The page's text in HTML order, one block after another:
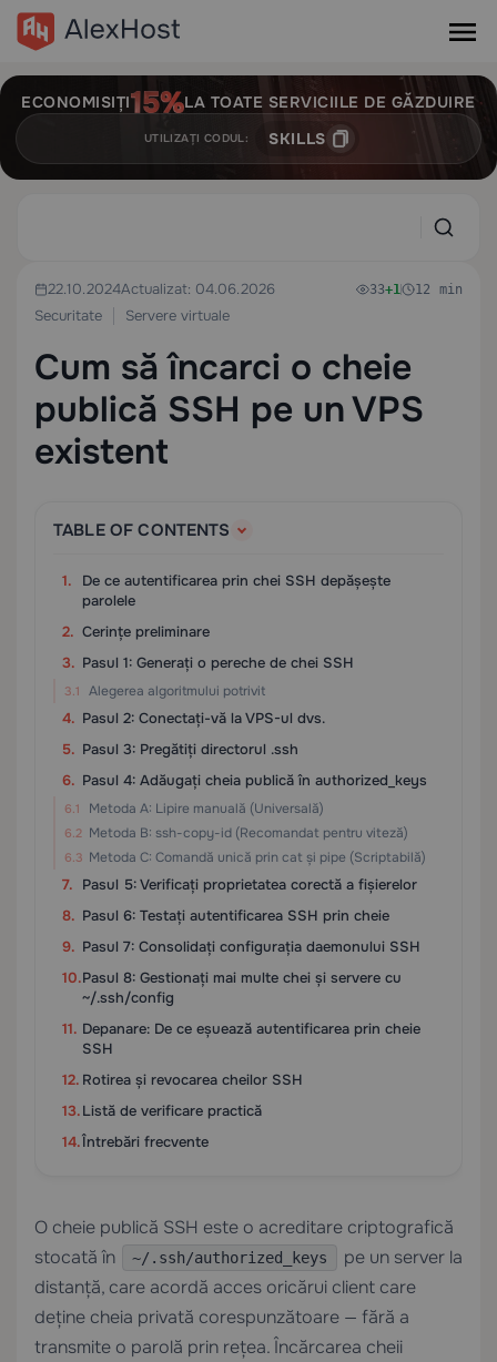
ECONOMISIȚI LA TOATE SERVICIILE DE GĂZDUIRE
UTILIZAȚI CODUL: SKILLS
22.10.2024Actualizat: 04.06.2026
Securitate
Servere virtuale
33+1 12 min
Cum să încarci o cheie
publică SSH pe un VPS
existent
TABLE OF CONTENTS
De ce autentificarea prin chei SSH depășește
parolele
Cerințe preliminare
Pasul 1: Generați o pereche de chei SSH
Alegerea algoritmului potrivit
Pasul 2: Conectați-vă la VPS-ul dvs.
Pasul 3: Pregătiți directorul .ssh
Pasul 4: Adăugați cheia publică în authorized_keys
Metoda A: Lipire manuală (Universală)
Metoda B: ssh-copy-id (Recomandat pentru viteză)
Metoda C: Comandă unică prin cat și pipe (Scriptabilă)
Pasul 5: Verificați proprietatea corectă a fișierelor
Pasul 6: Testați autentificarea SSH prin cheie
Pasul 7: Consolidați configurația daemonului SSH
Pasul 8: Gestionați mai multe chei și servere cu
~/.ssh/config
Depanare: De ce eșuează autentificarea prin cheie
SSH
Rotirea și revocarea cheilor SSH
Listă de verificare practică
Întrebări frecvente
O cheie publică SSH este o acreditare criptografică
stocată în
~/.ssh/authorized_keys
pe un server la
distanță, care acordă acces oricărui client care
deține cheia privată corespunzătoare — fără a
transmite o parolă prin rețea. Încărcarea cheii